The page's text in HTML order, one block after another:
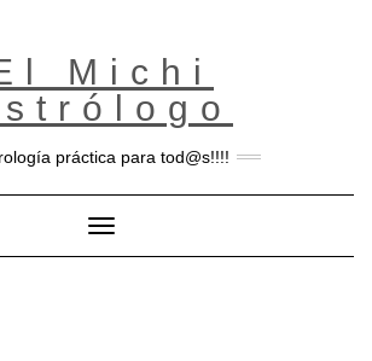
Michi
práctica para tod@s!!!!
Toggle Navigation